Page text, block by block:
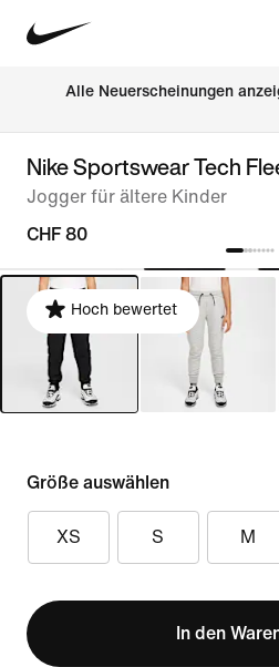
Alle Neuerscheinungen
Nike Sportswear Tech
Jogger für ältere Kinder
CHF 80
Hoch bewertet
Größe auswählen
XS S M
In den